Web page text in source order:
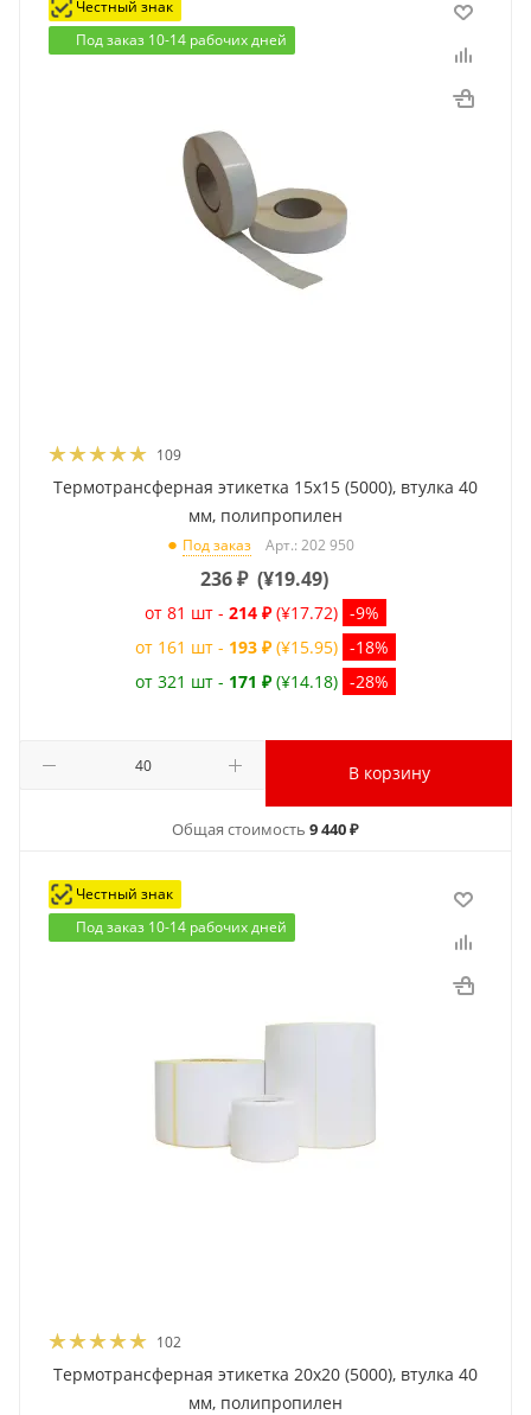
Честный знак
Под заказ 10-14 рабочих дней
109
Термотрансферная этикетка 15x15 (5000), втулка 40
мм, полипропилен
Под заказ Арт.: 202 950
236₽ (¥19.49)
от 81 шт - 214 ₽ (¥17.72) -9%
от 161 шт - 193 ₽ (¥15.95) -18%
от 321 шт - 171 ₽ (¥14.18) -28%
В корзину
Общая стоимость 9 440 ₽
Честный знак
Под заказ 10-14 рабочих дней
102
Термотрансферная этикетка 20x20 (5000), втулка 40
мм, полипропилен